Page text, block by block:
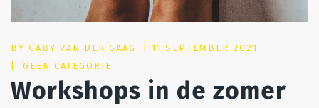
BY GABY VAN DER GAAG
POSTED
11 SEPTEMBER 2021
GEEN CATEGORIE
Workshops in de zomer